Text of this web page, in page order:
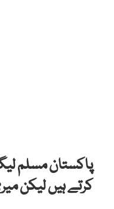
پاکستان مسلم
کرتے ہیں لیکن